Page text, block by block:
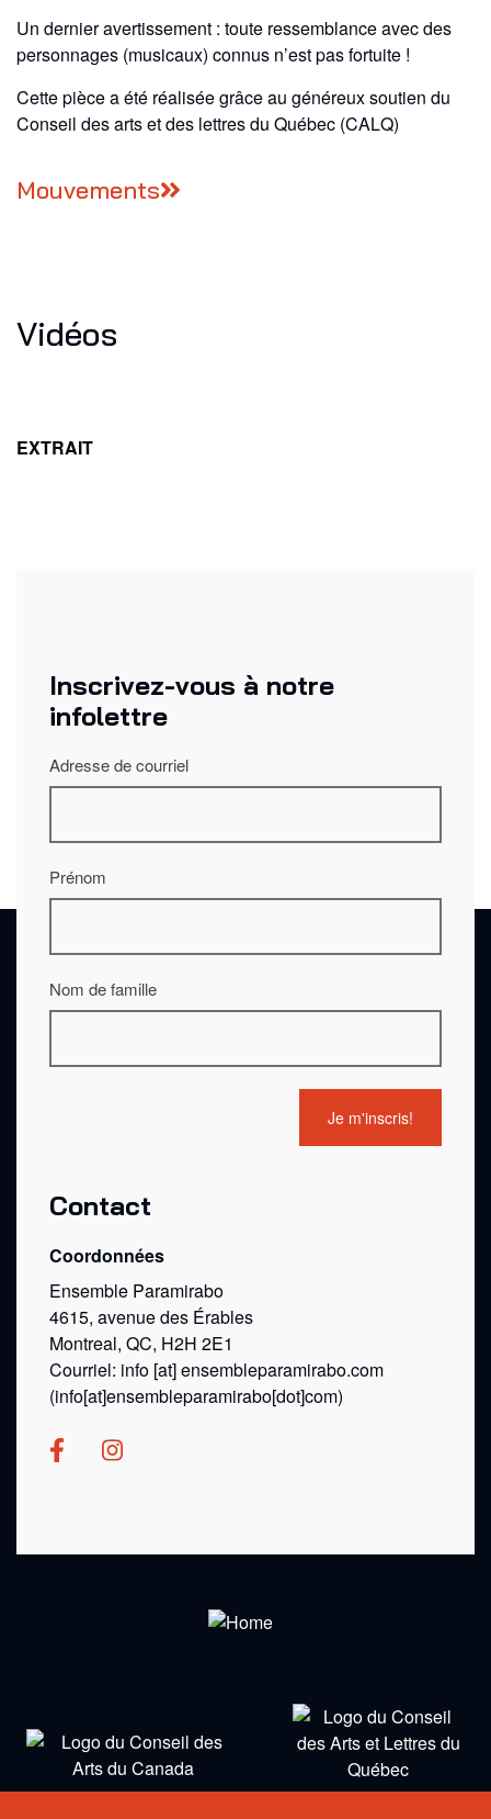
Un dernier avertissement : toute ressemblance avec des
personnages (musicaux) connus n’est pas fortuite !
Cette pièce a été réalisée grâce au généreux soutien du
Conseil des arts et des lettres du Québec (CALQ)
Mouvements
Vidéos
EXTRAIT
Inscrivez-vous à notre
infolettre
Adresse de courriel
Prénom
Nom de famille
Contact
Coordonnées
Ensemble Paramirabo
4615, avenue des Érables
Montreal, QC, H2H 2E1
Courriel: info [at]ensembleparamirabo.com
(info[at]ensembleparamirabo[dot]com)